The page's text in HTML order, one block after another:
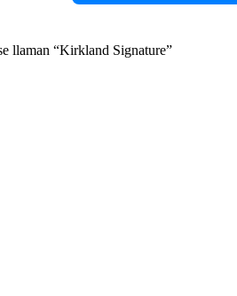
llaman “Kirkland Signature”